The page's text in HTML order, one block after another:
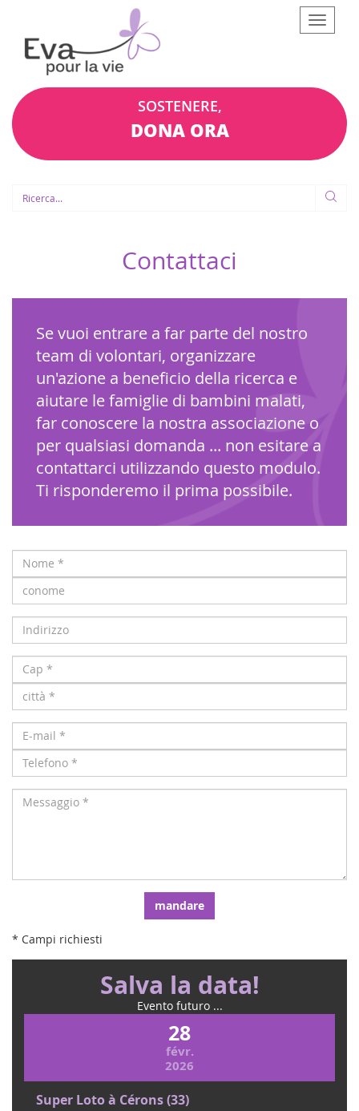
Afficher
le
SOSTENERE,
DONA ORA
Contattaci
Se vuoi entrare a far parte del nostro
team di volontari, organizzare
un'azione a beneficio della ricerca e
aiutare le famiglie di bambini malati,
far conoscere la nostra associazione o
per qualsiasi domanda ... non esitare a
contattarci utilizzando questo modulo.
Ti risponderemo il prima possibile.
mandare
* Campi richiesti
Salva la data!
Evento futuro ...
28
févr.
2026
Super Loto à Cérons (33)